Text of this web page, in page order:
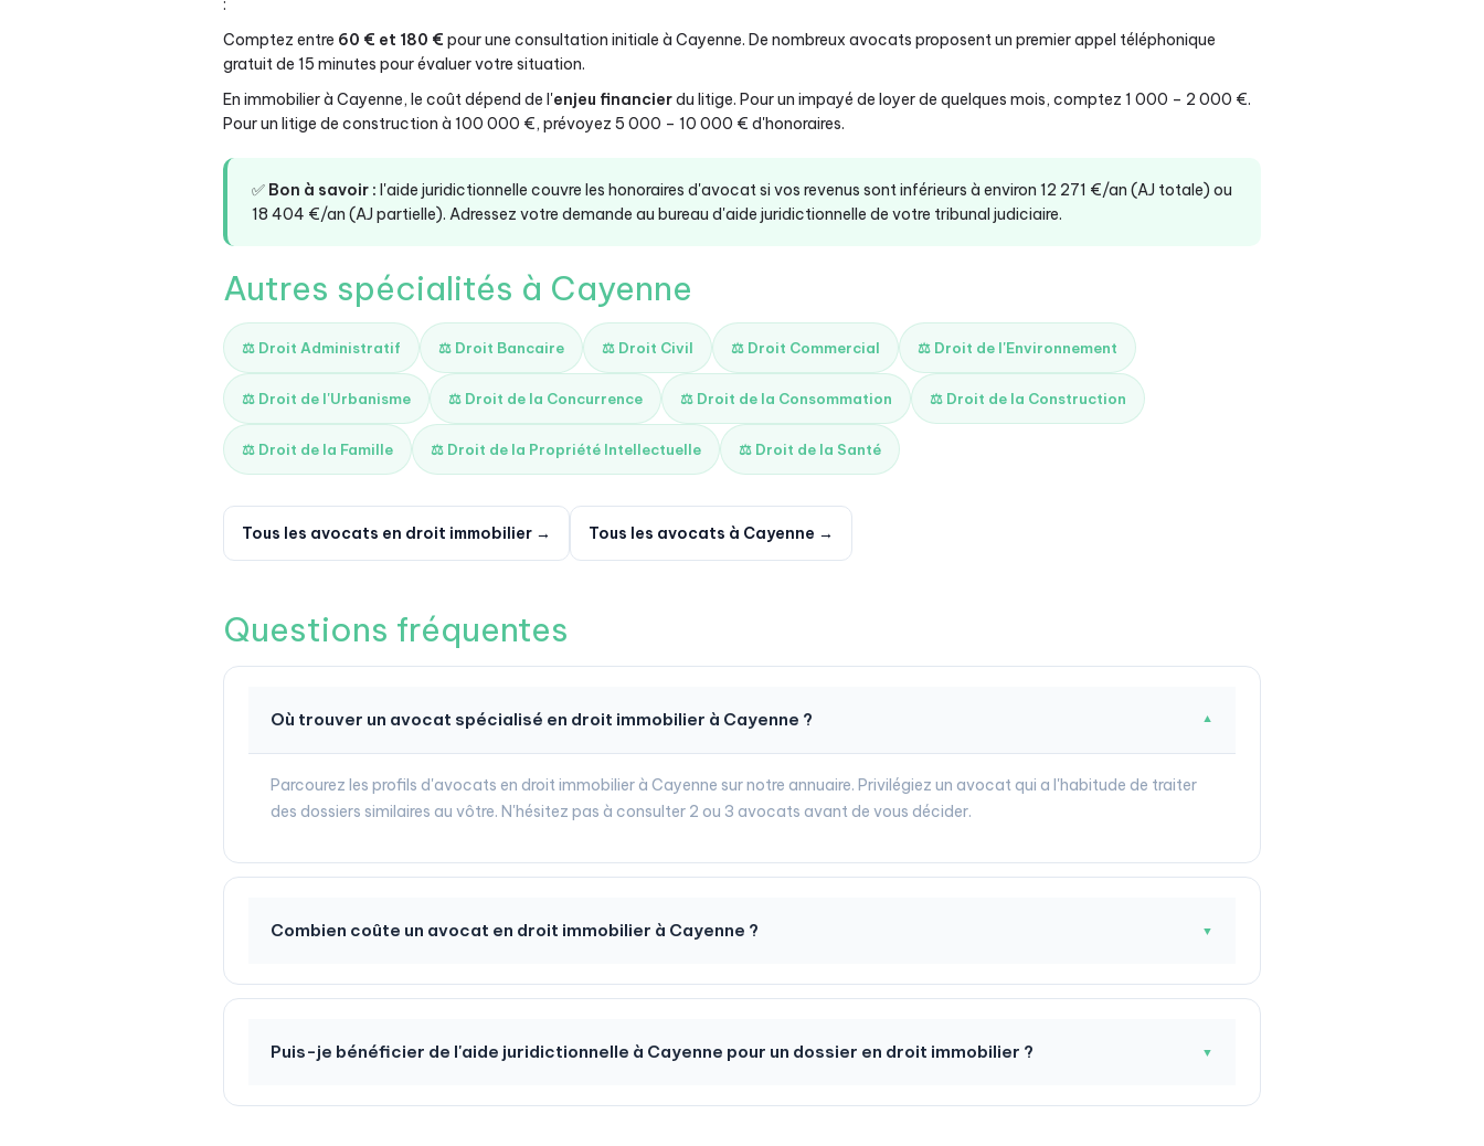
:
Comptez entre 60 € et 180 € pour une consultation initiale à Cayenne. De nombreux avocats proposent un premier appel téléphonique
gratuit de 15 minutes pour évaluer votre situation.
En immobilier à Cayenne, le coût dépend de l'enjeu financierdu litige. Pour un impayé de loyer de quelques mois, comptez 1 000 – 2 000 €.
Pour un litige de construction à 100 000 €, prévoyez 5 000 – 10 000 € d'honoraires.
✅ Bon à savoir : l'aide juridictionnelle couvre les honoraires d'avocat si vos revenus sont inférieurs à environ 12 271 €/an (AJ totale) ou
18 404 €/an (AJ partielle). Adressez votre demande au bureau d'aide juridictionnelle de votre tribunal judiciaire.
Autres spécialités à Cayenne
⚖️ Droit Administratif ⚖️ Droit Bancaire ⚖️ Droit Civil ⚖️ Droit Commercial ⚖️ Droit de l'Environnement
⚖️ Droit de l'Urbanisme ⚖️ Droit de la Concurrence ⚖️ Droit de la Consommation ⚖️ Droit de la Construction
⚖️ Droit de la Famille ⚖️ Droit de la Propriété Intellectuelle ⚖️ Droit de la Santé
Tous les avocats en droit immobilier → Tous les avocats à Cayenne →
Questions fréquentes
Où trouver un avocat spécialisé en droit immobilier à Cayenne ? ▼
Parcourez les profils d'avocats en droit immobilier à Cayenne sur notre annuaire. Privilégiez un avocat qui a l'habitude de traiter
des dossiers similaires au vôtre. N'hésitez pas à consulter 2 ou 3 avocats avant de vous décider.
Combien coûte un avocat en droit immobilier à Cayenne ? ▼
Puis-je bénéficier de l'aide juridictionnelle à Cayenne pour un dossier en droit immobilier ? ▼